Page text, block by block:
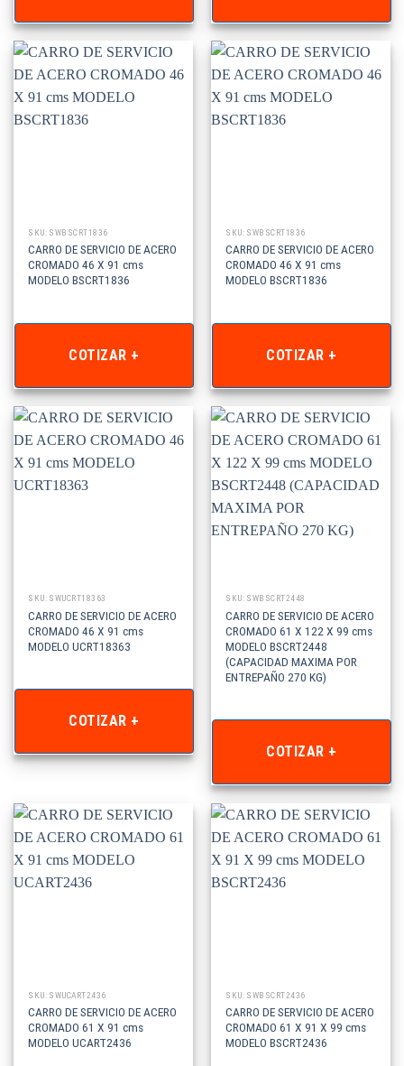
SKU: SWBSCRT1836
CARRO DE SERVICIO DE ACERO
CROMADO 46 X 91 cms
MODELO BSCRT1836
COTIZAR +
SKU: SWBSCRT1836
CARRO DE SERVICIO DE ACERO
CROMADO 46 X 91 cms
MODELO BSCRT1836
COTIZAR +
SKU: SWUCRT18363
CARRO DE SERVICIO DE ACERO
CROMADO 46 X 91 cms
MODELO UCRT18363
COTIZAR +
SKU: SWBSCRT2448
CARRO DE SERVICIO DE ACERO
CROMADO 61 X 122 X 99 cms
MODELO BSCRT2448
(CAPACIDAD MAXIMA POR
ENTREPAÑO 270 KG)
COTIZAR +
SKU: SWUCART2436
CARRO DE SERVICIO DE ACERO
CROMADO 61 X 91 cms
MODELO UCART2436
SKU: SWBSCRT2436
CARRO DE SERVICIO DE ACERO
CROMADO 61 X 91 X 99 cms
MODELO BSCRT2436